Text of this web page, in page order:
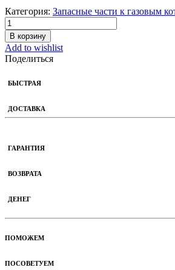
Категория: Запасные части к газовым
В корзину
Add to wishlist
Поделиться
БЫСТРАЯ
ДОСТАВКА
ГАРАНТИЯ
ВОЗВРАТА
ДЕНЕГ
ПОМОЖЕМ
ПОСОВЕТУЕМ